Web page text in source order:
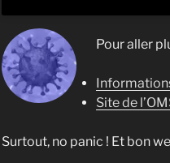
Pour aller
Site de
Surtout, no panic ! Et bon